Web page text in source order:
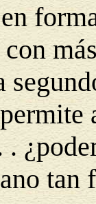
.
tan